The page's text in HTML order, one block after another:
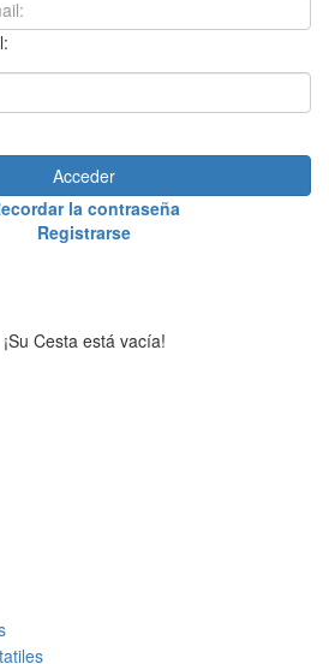
Acceder
la contraseña
Registrarse
¡Su Cesta está vacía!